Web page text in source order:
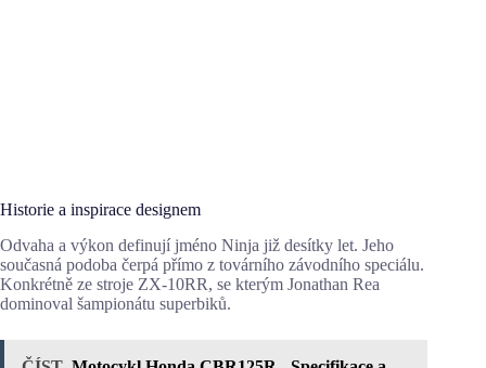
Historie a inspirace designem
Odvaha a výkon definují jméno Ninja již desítky let. Jeho
současná podoba čerpá přímo z továrního závodního speciálu.
Konkrétně ze stroje ZX-10RR, se kterým Jonathan Rea
dominoval šampionátu superbiků.